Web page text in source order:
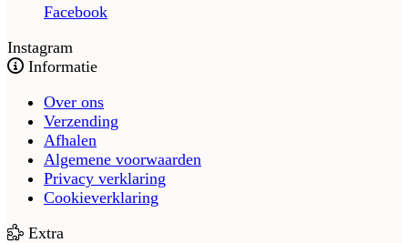
Facebook
Instagram
Informatie
Over ons
Verzending
Afhalen
Algemene voorwaarden
Privacy verklaring
Cookieverklaring
Extra